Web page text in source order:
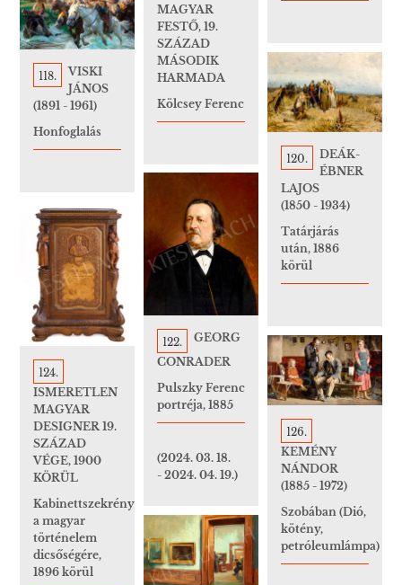
MAGYAR
FESTŐ, 19.
SZÁZAD
MÁSODIK
HARMADA
Kölcsey Ferenc
118.
VISKI
JÁNOS
(1891 - 1961)
Honfoglalás
120.
DEÁK-
ÉBNER
LAJOS
(1850 - 1934)
Tatárjárás
után, 1886
körül
122.
GEORG
CONRADER
Pulszky Ferenc
portréja, 1885
(2024. 03. 18.
- 2024. 04. 19.)
124.
ISMERETLEN
MAGYAR
DESIGNER 19.
SZÁZAD
VÉGE, 1900
KÖRÜL
Kabinettszekrény
a magyar
történelem
dicsőségére,
1896 körül
126.
KEMÉNY
NÁNDOR
(1885 - 1972)
Szobában (Dió,
kötény,
petróleumlámpa)